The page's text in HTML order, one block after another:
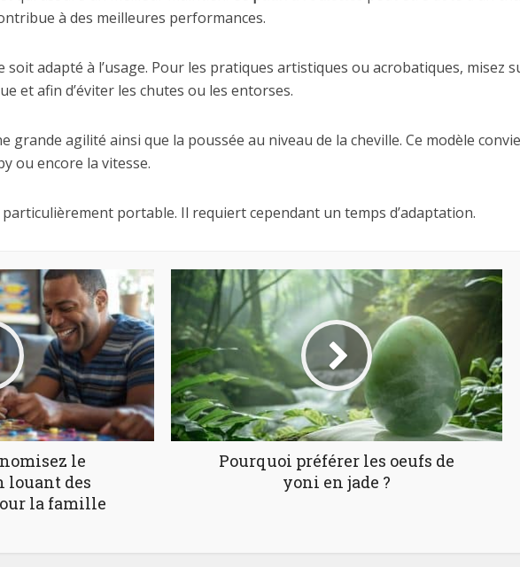
à des meilleures performances.
adapté à l’usage. Pour les pratiques artistiques ou acrobatiques, misez
et afin d’éviter les chutes ou les entorses.
grande agilité ainsi que la poussée au niveau de la cheville. Ce modèle
ou encore la vitesse.
portable. Il requiert cependant un temps d’adaptation.
le
louant des
la famille
Pourquoi préférer les oeufs de
yoni en jade ?